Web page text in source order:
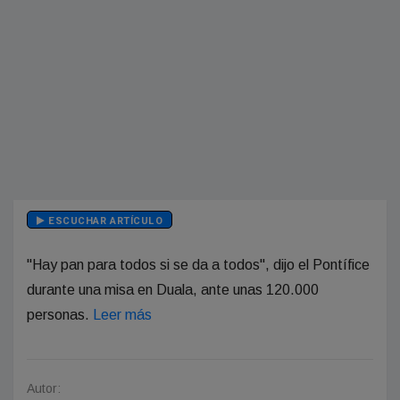
ESCUCHAR ARTÍCULO
"Hay pan para todos si se da a todos", dijo el Pontífice
durante una misa en Duala, ante unas 120.000
personas.
Leer más
Autor: